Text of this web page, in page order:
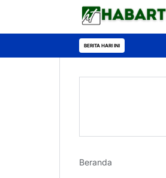
BERITA HARI INI
Beranda